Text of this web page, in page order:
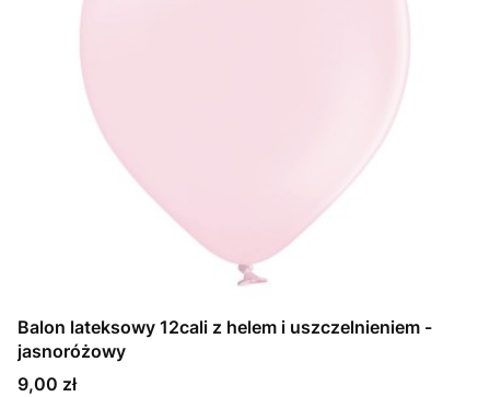
Balon lateksowy 12cali z helem i uszczelnieniem -
jasnoróżowy
Cena
9,00 zł